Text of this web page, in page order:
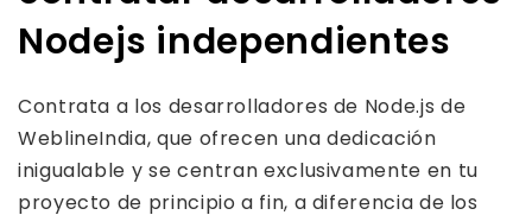
Nodejs independientes
Contrata a los desarrolladores de Node.js de
WeblineIndia, que ofrecen una dedicación
inigualable y se centran exclusivamente en tu
proyecto de principio a fin, a diferencia de los